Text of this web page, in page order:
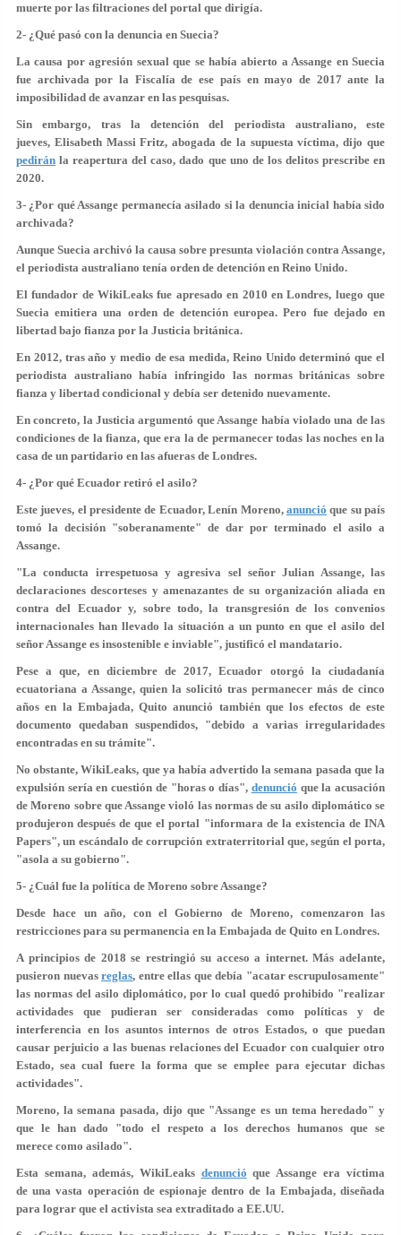
muerte por las filtraciones del portal que dirigía.
2- ¿Qué pasó con la denuncia en Suecia?
La causa por agresión sexual que se había abierto a Assange en Suecia
fue archivada por la Fiscalía de ese país en mayo de 2017 ante la
imposibilidad de avanzar en las pesquisas.
Sin embargo, tras la detención del periodista australiano, este
jueves, Elisabeth Massi Fritz, abogada de la supuesta víctima, dijo que
pedirán la reapertura del caso, dado que uno de los delitos prescribe en
2020.
3- ¿Por qué Assange permanecía asilado si la denuncia inicial había sido
archivada?
Aunque Suecia archivó la causa sobre presunta violación contra Assange,
el periodista australiano tenía orden de detención en Reino Unido.
El fundador de WikiLeaks fue apresado en 2010 en Londres, luego que
Suecia emitiera una orden de detención europea. Pero fue dejado en
libertad bajo fianza por la Justicia británica.
En 2012, tras año y medio de esa medida, Reino Unido determinó que el
periodista australiano había infringido las normas británicas sobre
fianza y libertad condicional y debía ser detenido nuevamente.
En concreto, la Justicia argumentó que Assange había violado una de las
condiciones de la fianza, que era la de permanecer todas las noches en la
casa de un partidario en las afueras de Londres.
4- ¿Por qué Ecuador retiró el asilo?
Este jueves, el presidente de Ecuador, Lenín Moreno, anunció que su país
tomó la decisión "soberanamente" de dar por terminado el asilo a
Assange.
"La conducta irrespetuosa y agresiva sel señor Julian Assange, las
declaraciones descorteses y amenazantes de su organización aliada en
contra del Ecuador y, sobre todo, la transgresión de los convenios
internacionales han llevado la situación a un punto en que el asilo del
señor Assange es insostenible e inviable", justificó el mandatario.
Pese a que, en diciembre de 2017, Ecuador otorgó la ciudadanía
ecuatoriana a Assange, quien la solicitó tras permanecer más de cinco
años en la Embajada, Quito anunció también que los efectos de este
documento quedaban suspendidos, "debido a varias irregularidades
encontradas en su trámite".
No obstante, WikiLeaks, que ya había advertido la semana pasada que la
expulsión sería en cuestión de "horas o días", denunció que la acusación
de Moreno sobre que Assange violó las normas de su asilo diplomático se
produjeron después de que el portal "informara de la existencia de INA
Papers", un escándalo de corrupción extraterritorial que, según el porta,
"asola a su gobierno".
5- ¿Cuál fue la política de Moreno sobre Assange?
Desde hace un año, con el Gobierno de Moreno, comenzaron las
restricciones para su permanencia en la Embajada de Quito en Londres.
A principios de 2018 se restringió su acceso a internet. Más adelante,
pusieron nuevas reglas, entre ellas que debía "acatar escrupulosamente"
las normas del asilo diplomático, por lo cual quedó prohibido "realizar
actividades que pudieran ser consideradas como políticas y de
interferencia en los asuntos internos de otros Estados, o que puedan
causar perjuicio a las buenas relaciones del Ecuador con cualquier otro
Estado, sea cual fuere la forma que se emplee para ejecutar dichas
actividades".
Moreno, la semana pasada, dijo que "Assange es un tema heredado" y
que le han dado "todo el respeto a los derechos humanos que se
merece como asilado".
Esta semana, además, WikiLeaks denunció que Assange era víctima
de una vasta operación de espionaje dentro de la Embajada, diseñada
para lograr que el activista sea extraditado a EE.UU.